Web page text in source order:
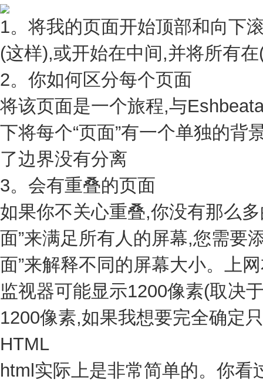
1。将我的页面开始顶部和向下
(这样),或开始在中间,并将所有
2。你如何区分每个页面
将该页面是一个旅程,与
下将每个“页面”有一个单独的背
了边界没有分离
3。会有重叠的页面
如果你不关心重叠,你没有那么
面”来满足所有人的屏幕,您需要
面”来解释不同的屏幕大小。上
监视器可能显示1200像素(取决
1200像素,如果我想要完全确定
HTML
html实际上是非常简单的。你